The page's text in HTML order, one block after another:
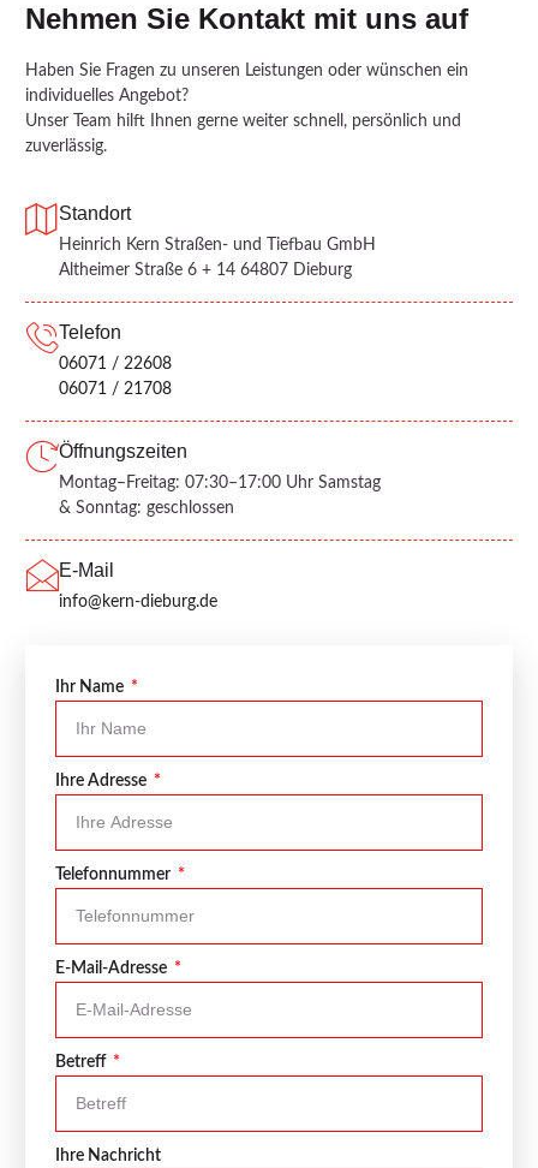
Nehmen Sie Kontakt mit uns auf
Haben Sie Fragen zu unseren Leistungen oder wünschen ein
individuelles Angebot?
Unser Team hilft Ihnen gerne weiter schnell, persönlich und
zuverlässig.
Standort
Heinrich Kern Straßen- und Tiefbau GmbH
Altheimer Straße 6 + 14 64807 Dieburg
Telefon
06071 / 22608
06071 / 21708
Öffnungszeiten
Montag–Freitag: 07:30–17:00 Uhr Samstag
& Sonntag: geschlossen
E-Mail
info@kern-dieburg.de
Ihr Name
Ihre Adresse
Telefonnummer
E-Mail-Adresse
Betreff
Ihre Nachricht